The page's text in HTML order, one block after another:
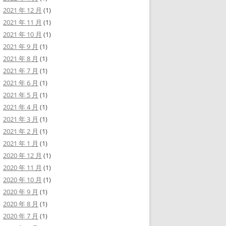
2021 年 12 月 (1)
2021 年 11 月 (1)
2021 年 10 月 (1)
2021 年 9 月 (1)
2021 年 8 月 (1)
2021 年 7 月 (1)
2021 年 6 月 (1)
2021 年 5 月 (1)
2021 年 4 月 (1)
2021 年 3 月 (1)
2021 年 2 月 (1)
2021 年 1 月 (1)
2020 年 12 月 (1)
2020 年 11 月 (1)
2020 年 10 月 (1)
2020 年 9 月 (1)
2020 年 8 月 (1)
2020 年 7 月 (1)